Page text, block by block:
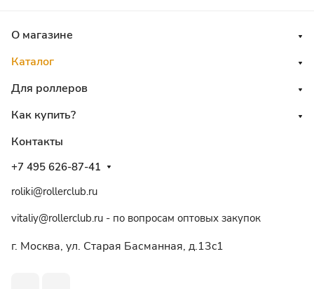
О магазине
Каталог
Для роллеров
Как купить?
Контакты
+7 495 626-87-41
roliki@rollerclub.ru
vitaliy@rollerclub.ru - по вопросам оптовых закупок
г. Москва, ул. Старая Басманная, д.13c1